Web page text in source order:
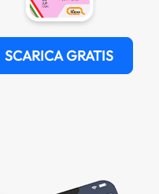
SCARICA GRATIS